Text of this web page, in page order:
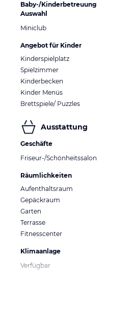
Baby-/Kinderbetreuung
Auswahl
Miniclub
Angebot für Kinder
Kinderspielplatz
Spielzimmer
Kinderbecken
Kinder Menüs
Brettspiele/ Puzzles
Ausstattung
Geschäfte
Friseur-/Schönheitssalon
Räumlichkeiten
Aufenthaltsraum
Gepäckraum
Garten
Terrasse
Fitnesscenter
Klimaanlage
Verfügbar